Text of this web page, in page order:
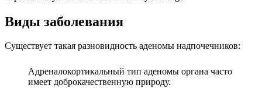
Виды заболевания
Существует такая разновидность аденомы надпочечников:
Адреналокортикальный тип аденомы органа часто
имеет доброкачественную природу.